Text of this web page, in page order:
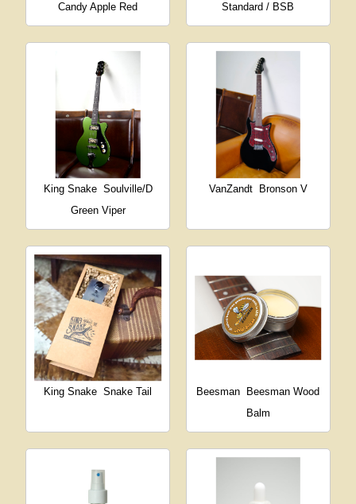
Candy Apple Red
Standard / BSB
King Snake Soulville/D
Green Viper
VanZandt Bronson V
King Snake Snake Tail Beesman
Beesman Wood
Balm